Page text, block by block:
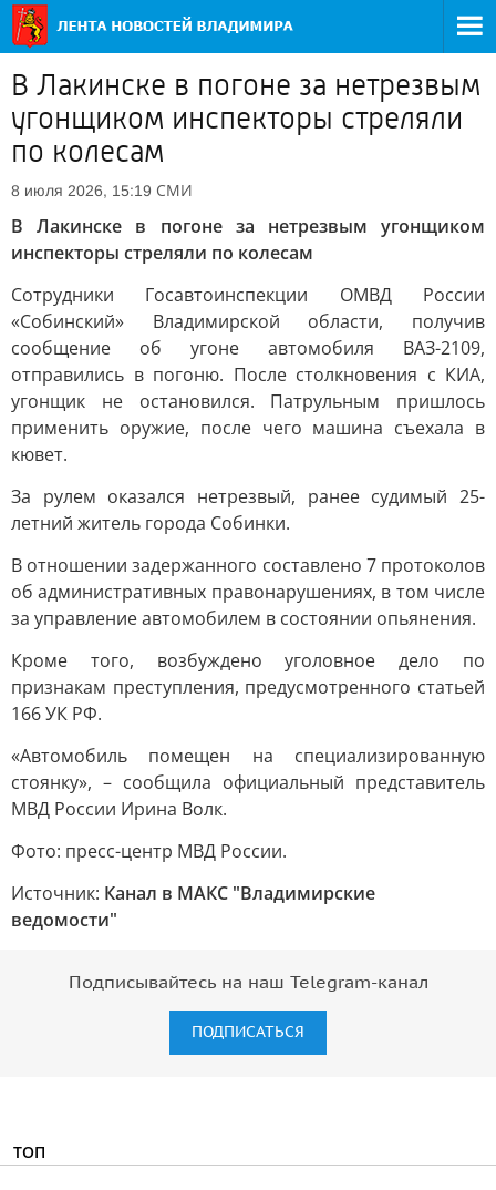
В Лакинске в погоне за нетрезвым
угонщиком инспекторы стреляли
по колесам
8 июля 2026, 15:19 СМИ
В Лакинске в погоне за нетрезвым угонщиком
инспекторы стреляли по колесам
Сотрудники Госавтоинспекции ОМВД России
«Собинский» Владимирской области, получив
сообщение об угоне автомобиля ВАЗ-2109,
отправились в погоню. После столкновения с КИА,
угонщик не остановился. Патрульным пришлось
применить оружие, после чего машина съехала в
кювет.
За рулем оказался нетрезвый, ранее судимый 25-
летний житель города Собинки.
В отношении задержанного составлено 7 протоколов
об административных правонарушениях, в том числе
за управление автомобилем в состоянии опьянения.
Кроме того, возбуждено уголовное дело по
признакам преступления, предусмотренного статьей
166 УК РФ.
«Автомобиль помещен на специализированную
стоянку», – сообщила официальный представитель
МВД России Ирина Волк.
Фото: пресс-центр МВД России.
Источник: Канал в МАКС "Владимирские
ведомости"
Подписывайтесь на наш Telegram-канал
ПОДПИСАТЬСЯ
ТОП